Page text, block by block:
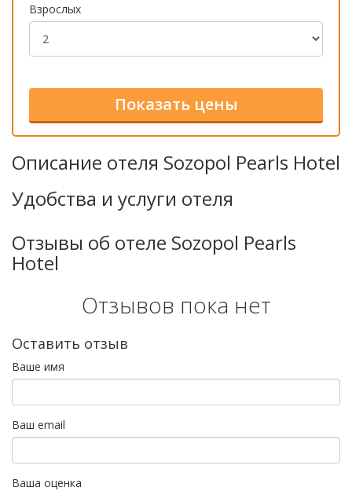
Взрослых
Описание отеля Sozopol Pearls Hotel
Удобства и услуги отеля
Отзывы об отеле Sozopol Pearls
Hotel
Отзывов пока нет
Оставить отзыв
Ваше имя
Ваш email
Ваша оценка